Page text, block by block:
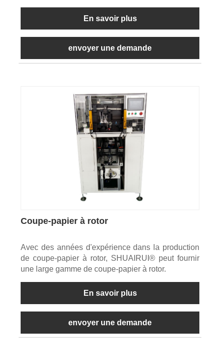
En savoir plus
envoyer une demande
Coupe-papier à rotor
Avec des années d'expérience dans la production
de coupe-papier à rotor, SHUAIRUI® peut fournir
une large gamme de coupe-papier à rotor.
En savoir plus
envoyer une demande